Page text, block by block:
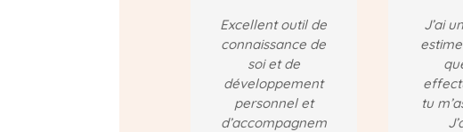
Excellent outil de
connaissance de
soi et de
développement
personnel et
d’accompagnem
J’ai
tu